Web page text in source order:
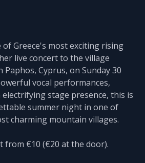
of Greece's most exciting rising
live concert to the village
Cyprus, on Sunday 30
vocal performances,
stage presence, this is
summer night in one of
charming mountain villages.
€10 (€20 at the door).